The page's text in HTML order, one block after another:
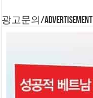
광고문의/Advertisement